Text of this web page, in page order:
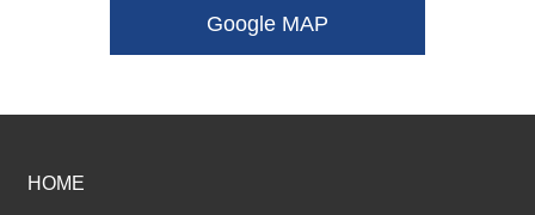
Google MAP
HOME